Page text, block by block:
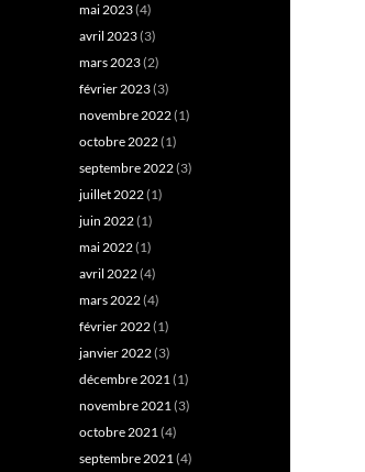
mai 2023(4)
avril 2023(3)
mars 2023(2)
février 2023(3)
novembre 2022(1)
octobre 2022(1)
septembre 2022(3)
juillet 2022(1)
juin 2022(1)
mai 2022(1)
avril 2022(4)
mars 2022(4)
février 2022(1)
janvier 2022(3)
décembre 2021(1)
novembre 2021(3)
octobre 2021(4)
septembre 2021(4)